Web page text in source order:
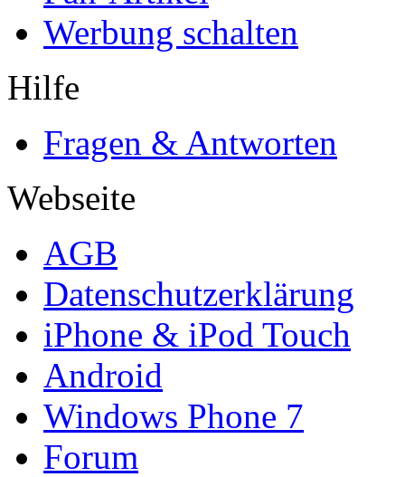
Werbung schalten
Hilfe
Fragen & Antworten
Webseite
AGB
Datenschutzerklärung
iPhone & iPod Touch
Android
Windows Phone 7
Forum